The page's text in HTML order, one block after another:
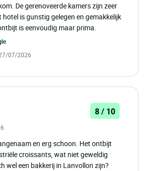
De gerenoveerde kamers zijn zeer
is gunstig gelegen en gemakkelijk
is eenvoudig maar prima.
07/2026
8 / 10
en erg schoon. Het ontbijt
croissants, wat niet geweldig
wel een bakkerij in Lanvollon zijn?